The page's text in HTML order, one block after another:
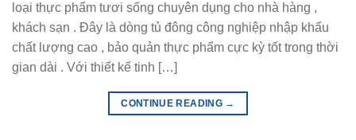
loại thực phẩm tươi sống chuyên dụng cho nhà hàng ,
khách sạn . Đây là dòng tủ đông công nghiệp nhập khẩu
chất lượng cao , bảo quản thực phẩm cực kỳ tốt trong thời
gian dài . Với thiết kế tinh […]
CONTINUE READING →